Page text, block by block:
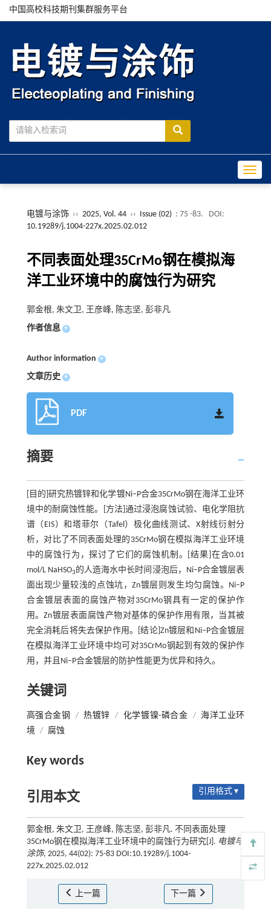
中国高校科技期刊集群服务平台
电镀与涂饰 ›› 2025, Vol. 44 ›› Issue (02) : 75 -83.
DOI:
10.19289/j.1004-227x.2025.02.012
不同表面处理35CrMo钢在模拟海
洋工业环境中的腐蚀行为研究
郭金根, 朱文卫, 王彦峰, 陈志坚, 彭非凡
作者信息 +
Author information +
文章历史 +
PDF
摘要
[目的]研究热镀锌和化学镀Ni–P合金35CrMo钢在海洋工业环
境中的耐腐蚀性能。[方法]通过浸泡腐蚀试验、电化学阻抗
谱（EIS）和塔菲尔（Tafel）极化曲线测试、X射线衍射分
析，对比了不同表面处理的35CrMo钢在模拟海洋工业环境
中的腐蚀行为，探讨了它们的腐蚀机制。[结果]在含0.01
mol/L NaHSO3 的人造海水中长时间浸泡后，Ni–P合金镀层表
面出现少量较浅的点蚀坑，Zn镀层则发生均匀腐蚀。Ni–P
合金镀层表面的腐蚀产物对35CrMo钢具有一定的保护作
用。Zn镀层表面腐蚀产物对基体的保护作用有限，当其被
完全消耗后将失去保护作用。[结论]Zn镀层和Ni–P合金镀层
在模拟海洋工业环境中均可对35CrMo钢起到有效的保护作
用，并且Ni–P合金镀层的防护性能更为优异和持久。
关键词
高强合金钢 / 热镀锌 / 化学镀镍-磷合金 / 海洋工业环
境 / 腐蚀
Key words
引用本文 引用格式 ▾
郭金根, 朱文卫, 王彦峰, 陈志坚, 彭非凡. 不同表面处理
35CrMo钢在模拟海洋工业环境中的腐蚀行为研究[J]. 电镀与
涂饰, 2025, 44(02): 75-83 DOI:10.19289/j.1004-
227x.2025.02.012
上一篇 下一篇